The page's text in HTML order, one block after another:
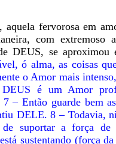
aquela fervorosa em
com extremoso
DEUS, se aproximou
ó alma, as coisas
o Amor mais
DEUS é um Amor
– Então guarde bem
DELE. 8 – Todavia,
de suportar a força de
sustentando (força